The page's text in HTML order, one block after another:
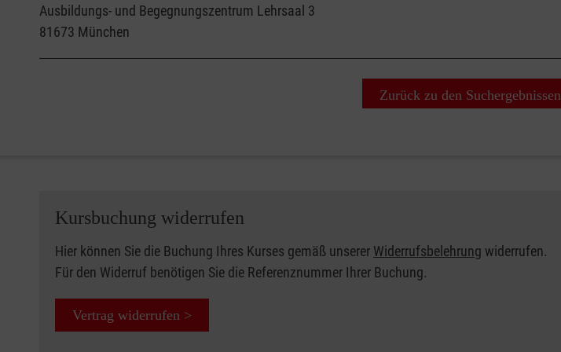
Ausbildungs- und Begegnungszentrum Lehrsaal 3
81673 München
Zurück zu den Suchergebnissen
Kursbuchung widerrufen
Hier können Sie die Buchung Ihres Kurses gemäß unserer Widerrufsbelehrung widerrufen.
Für den Widerruf benötigen Sie die Referenznummer Ihrer Buchung.
Vertrag widerrufen >